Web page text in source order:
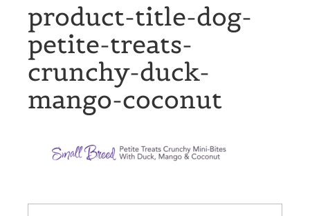
product-title-dog-
petite-treats-
crunchy-duck-
mango-coconut